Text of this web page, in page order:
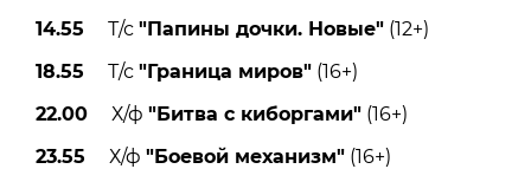
14.55 Т/с "Папины дочки. Новые" (12+)
18.55 Т/с "Граница миров" (16+)
22.00 Х/ф "Битва с киборгами" (16+)
23.55 Х/ф "Боевой механизм" (16+)